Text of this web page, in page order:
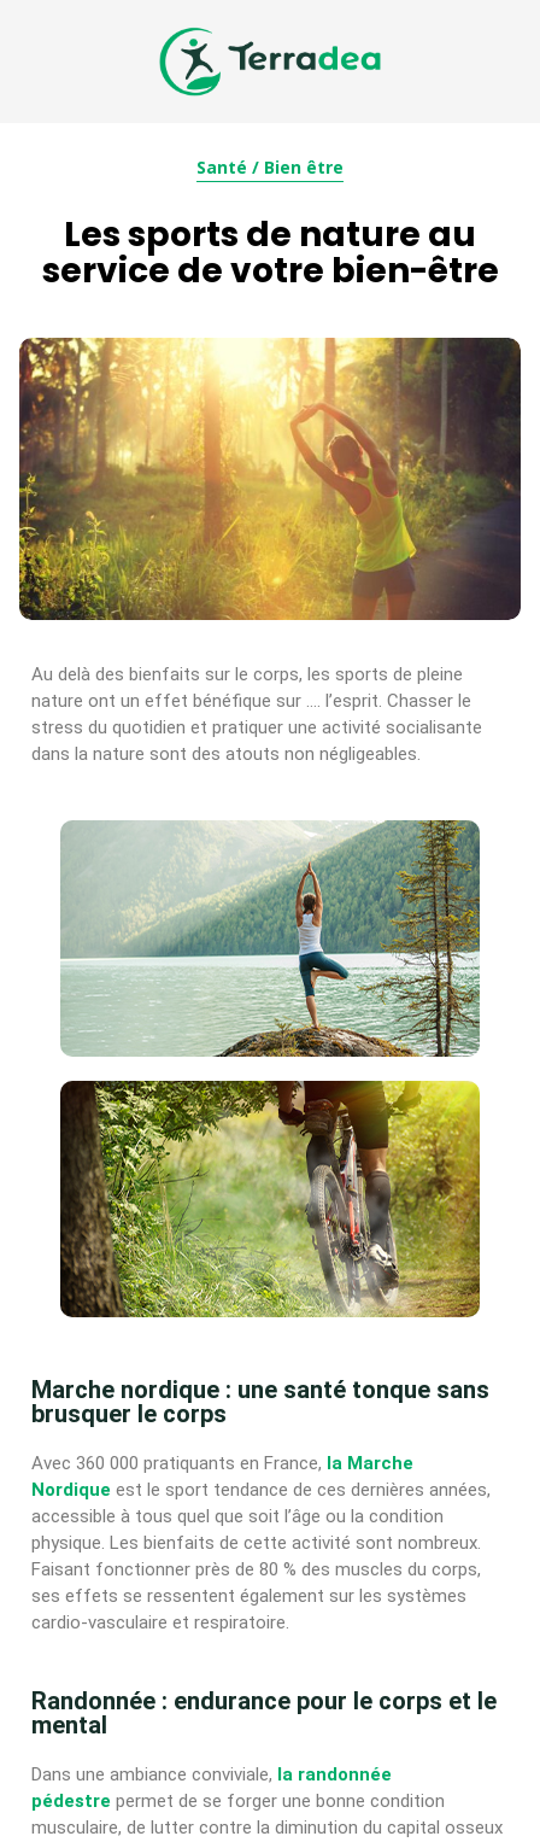
Santé / Bien être
Les sports de nature au
service de votre bien-être
Au delà des bienfaits sur le corps, les sports de pleine
nature ont un effet bénéfique sur …. l’esprit. Chasser le
stress du quotidien et pratiquer une activité socialisante
dans la nature sont des atouts non négligeables.
Marche nordique : une santé tonque sans
brusquer le corps
Avec 360 000 pratiquants en France, la Marche
Nordique est le sport tendance de ces dernières années,
accessible à tous quel que soit l’âge ou la condition
physique. Les bienfaits de cette activité sont nombreux.
Faisant fonctionner près de 80 % des muscles du corps,
ses effets se ressentent également sur les systèmes
cardio-vasculaire et respiratoire.
Randonnée : endurance pour le corps et le
mental
Dans une ambiance conviviale, la randonnée
pédestre permet de se forger une bonne condition
musculaire, de lutter contre la diminution du capital osseux